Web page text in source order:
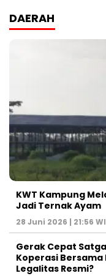
DAERAH
KWT Kampung
Jadi Ternak Ayam
28 Juni 2026 | 21:56
Gerak Cepat
Koperasi
Legalitas Resmi?